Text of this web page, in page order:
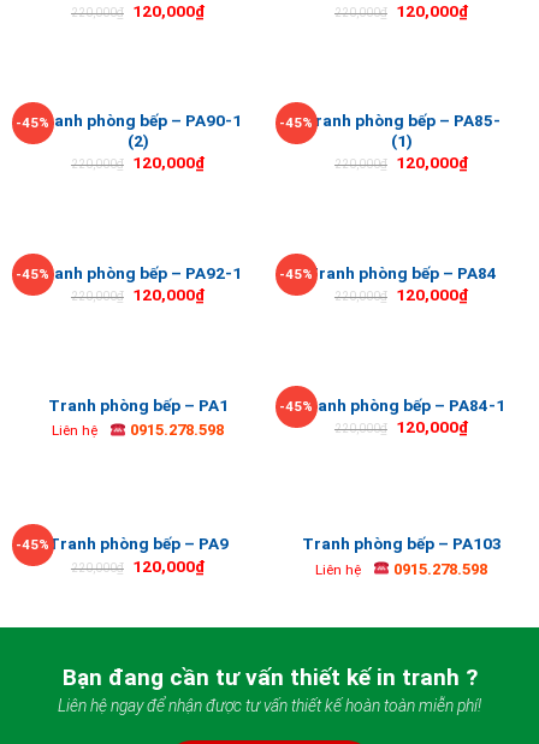
220,000₫ 120,000₫ 220,000₫ 120,000₫
-45%Tranh phòng bếp – PA90-1
(2)
220,000₫ 120,000₫
-45%Tranh phòng bếp – PA85-
(1)
220,000₫ 120,000₫
-45%Tranh phòng bếp – PA92-1
220,000₫ 120,000₫
-45%Tranh phòng bếp – PA84
220,000₫ 120,000₫
Tranh phòng bếp – PA1
Liên hệ 0915.278.598
-45%Tranh phòng bếp – PA84-1
220,000₫ 120,000₫
-45%Tranh phòng bếp – PA9
220,000₫ 120,000₫
Tranh phòng bếp – PA103
Liên hệ 0915.278.598
Bạn đang cần tư vấn thiết kế in tranh ?
Liên hệ ngay để nhận được tư vấn thiết kế hoàn toàn miễn phí!